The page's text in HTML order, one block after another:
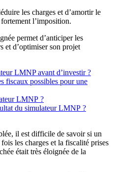
les charges et d’amortir le
l’imposition.
permet d’anticiper les
et d’optimiser son projet
LMNP avant d’investir ?
fiscaux possibles pour une
LMNP ?
du simulateur LMNP ?
il est difficile de savoir si un
les charges et la fiscalité prises
était très éloignée de la